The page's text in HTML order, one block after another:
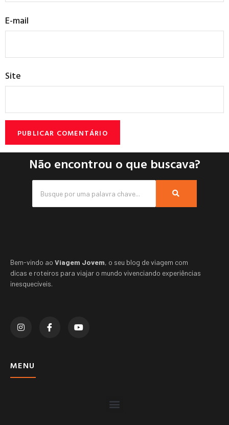
E-mail
Site
Não encontrou o que buscava?
Bem-vindo ao Viagem Jovem, o seu blog de viagem com
dicas e roteiros para viajar o mundo vivenciando experiências
inesquecíveis.
MENU